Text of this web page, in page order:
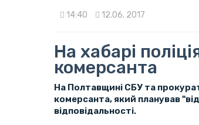
14:40 12.06. 2017
На хабарі
комерсанта
На Полтавщині СБУ та
комерсанта, який планував
відповідальності.